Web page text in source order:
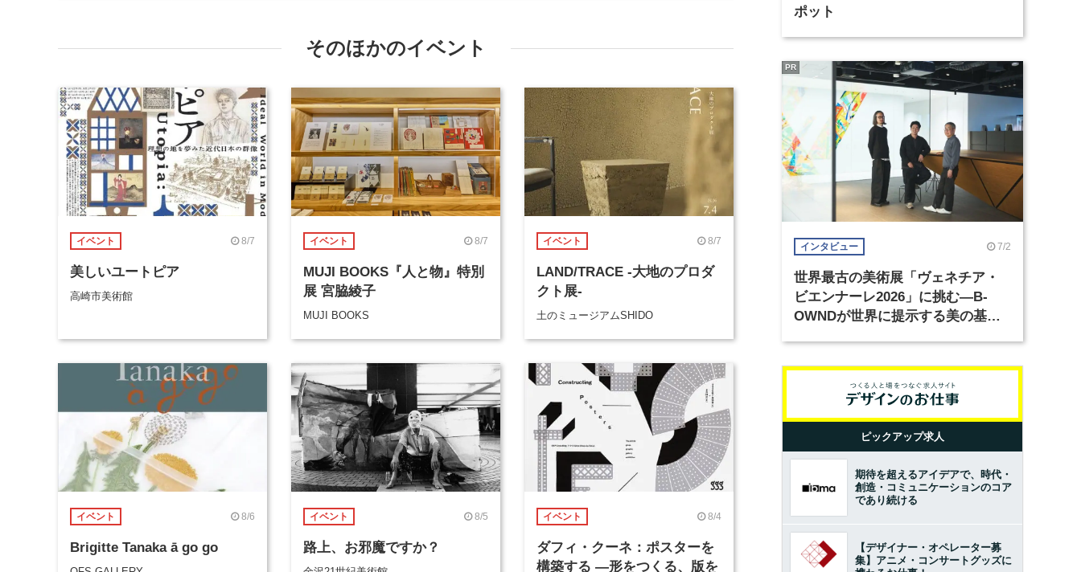
そのほかのイベント
イベント 8/7
美しいユートピア
高崎市美術館
イベント 8/7
MUJI BOOKS『人と物』特別
展 宮脇綾子
MUJI BOOKS
イベント 8/7
LAND/TRACE -大地のプロダ
クト展-
土のミュージアムSHIDO
イベント 8/6
Brigitte Tanaka ā go go
イベント 8/5
路上、お邪魔ですか？
イベント 8/4
ダフィ・クーネ：ポスターを
構築する ―形をつくる、版を
ポット
インタビュー 7/2
世界最古の美術展「ヴェネチア・
ビエンナーレ2026」に挑む―B-
OWNDが世界に提示する美の基準
PR
ピックアップ求人
期待を超えるアイデアで、時代・
創造・コミュニケーションのコア
であり続ける
【デザイナー・オペレーター募
集】アニメ・コンサートグッズに